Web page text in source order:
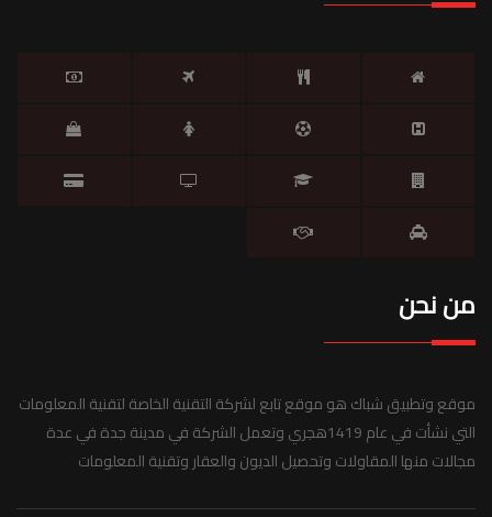
من نحن
موقع وتطبيق شباك هو موقع تابع لشركة التقنية الخاصة لتقنية المعلومات
التي نشأت في عام 1419هجري وتعمل الشركة في مدينة جدة في عدة
مجالات منها المقاولات وتحصيل الديون والعقار وتقنية المعلومات